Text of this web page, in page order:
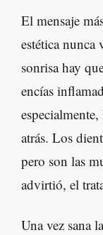
El mensaje
estética
sonrisa hay
encías
atrás. Los
pero son las
advirtió, el
Una vez sana